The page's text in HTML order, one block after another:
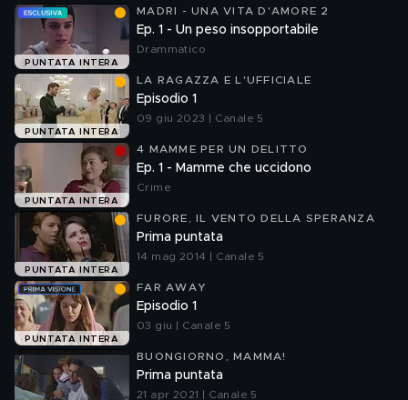
PUNTATA INTERA
MADRI - UNA VITA D'AMORE 2
Ep. 1 - Un peso insopportabile
Drammatico
PUNTATA INTERA
LA RAGAZZA E L'UFFICIALE
Episodio 1
09 giu 2023 | Canale 5
PUNTATA INTERA
4 MAMME PER UN DELITTO
Ep. 1 - Mamme che uccidono
Crime
PUNTATA INTERA
FURORE, IL VENTO DELLA SPERANZA
Prima puntata
14 mag 2014 | Canale 5
PUNTATA INTERA
FAR AWAY
Episodio 1
03 giu | Canale 5
BUONGIORNO, MAMMA!
Prima puntata
21 apr 2021 | Canale 5